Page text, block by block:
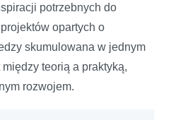
potrzebnych do
opartych o
skumulowana w jednym
teorią a praktyką,
rozwojem.